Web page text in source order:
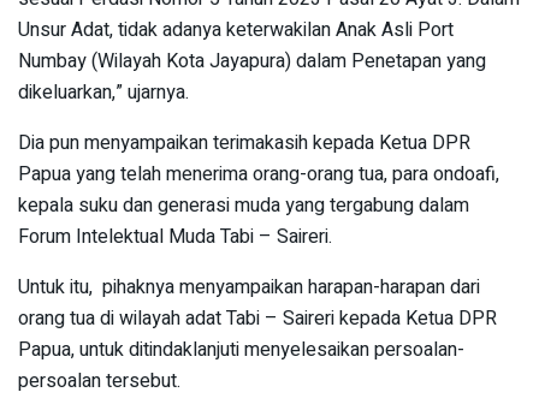
Unsur Adat, tidak adanya keterwakilan Anak Asli Port
Numbay (Wilayah Kota Jayapura) dalam Penetapan yang
dikeluarkan,” ujarnya.
Dia pun menyampaikan terimakasih kepada Ketua DPR
Papua yang telah menerima orang-orang tua, para ondoafi,
kepala suku dan generasi muda yang tergabung dalam
Forum Intelektual Muda Tabi – Saireri.
Untuk itu, pihaknya menyampaikan harapan-harapan dari
orang tua di wilayah adat Tabi – Saireri kepada Ketua DPR
Papua, untuk ditindaklanjuti menyelesaikan persoalan-
persoalan tersebut.